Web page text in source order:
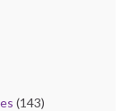
(143)